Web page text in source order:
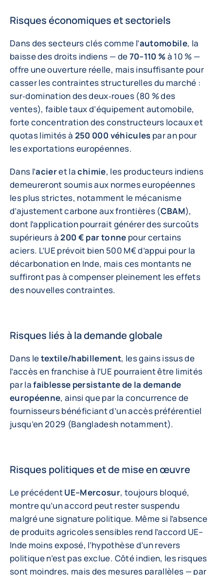
Risques économiques et sectoriels
Dans des secteurs clés comme l’automobile, la
baisse des droits indiens — de70–110 %à 10 % —
offre une ouverture réelle, mais insuffisante pour
casser les contraintes structurelles du marché :
sur‑domination des deux‑roues (80 % des
ventes), faible taux d’équipement automobile,
forte concentration des constructeurs locaux et
quotas limités à 250 000 véhicules par an pour
les exportations européennes.
Dans l’acieret lachimie, les producteurs indiens
demeureront soumis aux normes européennes
les plus strictes, notamment le mécanisme
d’ajustement carbone aux frontières (CBAM),
dont l’application pourrait générer des surcoûts
supérieurs à200 € par tonne pour certains
aciers. L’UE prévoit bien 500 M€ d’appui pour la
décarbonation en Inde, mais ces montants ne
suffiront pas à compenser pleinement les effets
des nouvelles contraintes.
Risques liés à la demande globale
Dans letextile/habillement, les gains issus de
l’accès en franchise à l’UE pourraient être limités
par lafaiblesse persistante de la demande
européenne, ainsi que par la concurrence de
fournisseurs bénéficiant d’un accès préférentiel
jusqu’en 2029 (Bangladesh notamment).
Risques politiques et de mise en œuvre
Le précédentUE–Mercosur, toujours bloqué,
montre qu’un accord peut rester suspendu
malgré une signature politique. Même si l’absence
de produits agricoles sensibles rend l’accord UE–
Inde moins exposé, l’hypothèse d’un revers
politique n’est pas exclue. Côté indien, les risques
sont moindres, mais des mesures parallèles — par